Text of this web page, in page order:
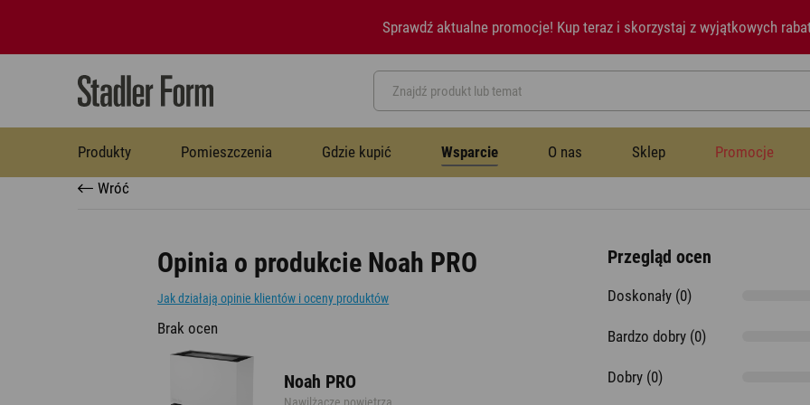
Sprawdź aktualne promocje! Kup teraz i skorzystaj z wyjątkowych
Produkty Pomieszczenia Gdzie kupić Wsparcie O nas Sklep Promocje
Termowentylatory Wentylatory
Osuszacze powietrza
Przestrzeń publiczna
Pytania i odpowiedzi Instrukcje
Misja i wartości Historia
Termowentylatory Wentylatory
Osuszacze powietrza
Nawilżacze z funkcją oczyszczania
Wróć
Opinia o produkcie Noah PRO
Jak działają opinie klientów i oceny produktów
Brak ocen
Noah PRO
Przegląd ocen
Doskonały (0)
Bardzo dobry (0)
Dobry (0)